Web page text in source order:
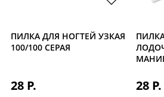
ПИЛКА ДЛЯ НОГТЕЙ УЗКАЯ
100/100 СЕРАЯ
28 Р. 28 Р.